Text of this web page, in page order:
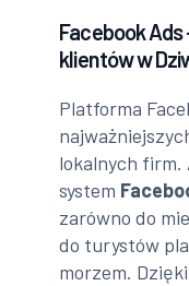
Facebook
klientów w
Platforma
lokalnych firm.
system
zarówno do
do turystów
morzem.